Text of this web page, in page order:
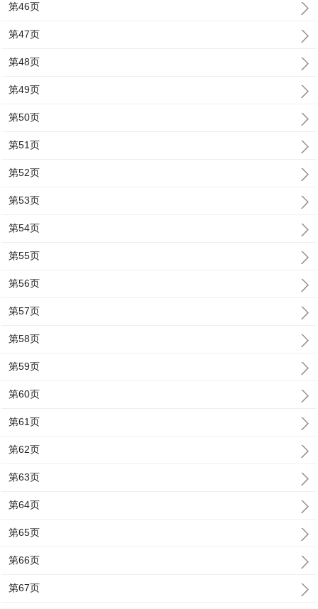
第46页
第47页
第48页
第49页
第50页
第51页
第52页
第53页
第54页
第55页
第56页
第57页
第58页
第59页
第60页
第61页
第62页
第63页
第64页
第65页
第66页
第67页